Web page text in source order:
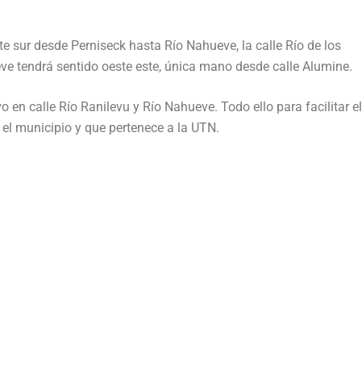
sur desde Perniseck hasta Río Nahueve, la calle Río de los
tendrá sentido oeste este, única mano desde calle Alumine.
en calle Río Ranilevu y Río Nahueve. Todo ello para facilitar el
municipio y que pertenece a la UTN.